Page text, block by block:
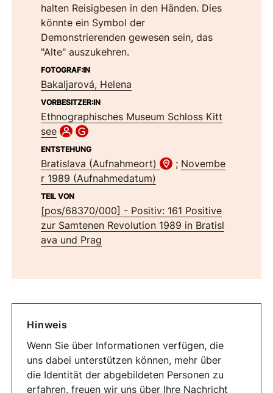
halten Reisigbesen in den Händen. Dies
könnte ein Symbol der
Demonstrierenden gewesen sein, das
"Alte" auszukehren.
FOTOGRAF:IN
Bakaljarová, Helena
VORBESITZER:IN
Ethnographisches Museum Schloss Kitt
see
ENTSTEHUNG
Bratislava (Aufnahmeort) ; Novembe
r 1989 (Aufnahmedatum)
TEIL VON
[pos/68370/000] - Positiv: 161 Positive
zur Samtenen Revolution 1989 in Bratisl
ava und Prag
Hinweis
Wenn Sie über Informationen verfügen, die
uns dabei unterstützen können, mehr über
die Identität der abgebildeten Personen zu
erfahren, freuen wir uns über Ihre Nachricht